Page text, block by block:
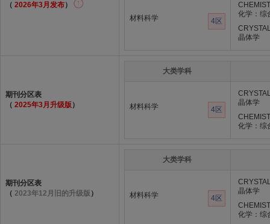
（ 2026年3月发布）
材料科学 4区
化学：综
晶体学
期刊分区表
（ 2025年3月升级版 ）
大类学科
材料科学 4区
晶体学
化学：综
期刊分区表
（ 2023年12月旧的升级版 ）
大类学科
材料科学 4区
晶体学
化学：综